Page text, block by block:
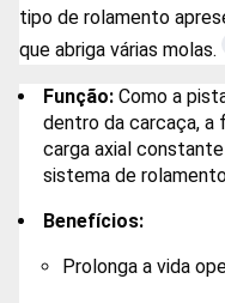
tipo de rolamento
que abriga várias molas.
Função: Como a
dentro da carcaça, a
carga axial
sistema de
Benefícios:
Prolonga a vida